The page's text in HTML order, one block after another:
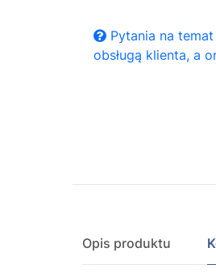
Pytania na
obsługą klienta, a
Opis produktu